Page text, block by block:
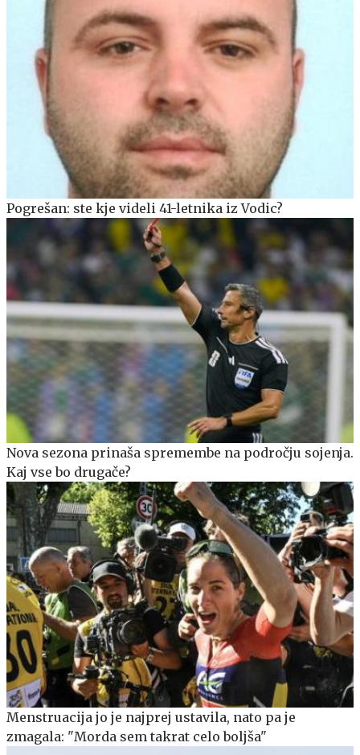
Pogrešan: ste kje videli 41-letnika iz Vodic?
Nova sezona prinaša spremembe na področju sojenja.
Kaj vse bo drugače?
Menstruacija jo je najprej ustavila, nato pa je
zmagala: "Morda sem takrat celo boljša"